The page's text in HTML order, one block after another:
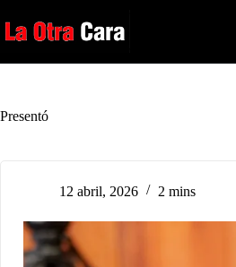
al
contenido
Presentó
12 abril, 2026 2 mins